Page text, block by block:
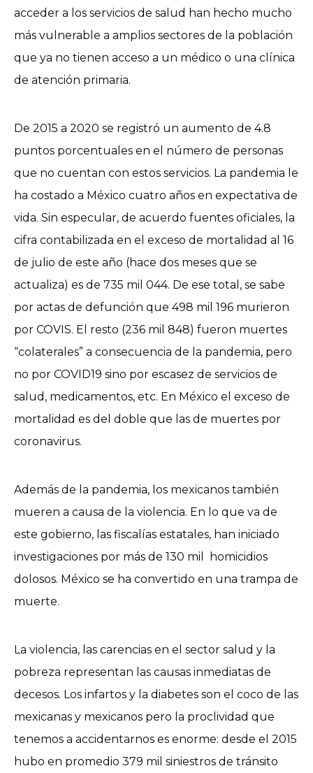
acceder a los servicios de salud han hecho mucho
más vulnerable a amplios sectores de la población
que ya no tienen acceso a un médico o una clínica
de atención primaria.
De 2015 a 2020 se registró un aumento de 4.8
puntos porcentuales en el número de personas
que no cuentan con estos servicios. La pandemia le
ha costado a México cuatro años en expectativa de
vida. Sin especular, de acuerdo fuentes oficiales, la
cifra contabilizada en el exceso de mortalidad al 16
de julio de este año (hace dos meses que se
actualiza) es de 735 mil 044. De ese total, se sabe
por actas de defunción que 498 mil 196 murieron
por COVIS. El resto (236 mil 848) fueron muertes
“colaterales” a consecuencia de la pandemia, pero
no por COVID19 sino por escasez de servicios de
salud, medicamentos, etc. En México el exceso de
mortalidad es del doble que las de muertes por
coronavirus.
Además de la pandemia, los mexicanos también
mueren a causa de la violencia. En lo que va de
este gobierno, las fiscalías estatales, han iniciado
investigaciones por más de 130 mil homicidios
dolosos. México se ha convertido en una trampa de
muerte.
La violencia, las carencias en el sector salud y la
pobreza representan las causas inmediatas de
decesos. Los infartos y la diabetes son el coco de las
mexicanas y mexicanos pero la proclividad que
tenemos a accidentarnos es enorme: desde el 2015
hubo en promedio 379 mil siniestros de tránsito